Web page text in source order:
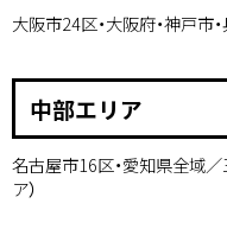
大阪市24区・大阪府・神戸市
中部エリア
名古屋市16区・愛知県全域／
ア）